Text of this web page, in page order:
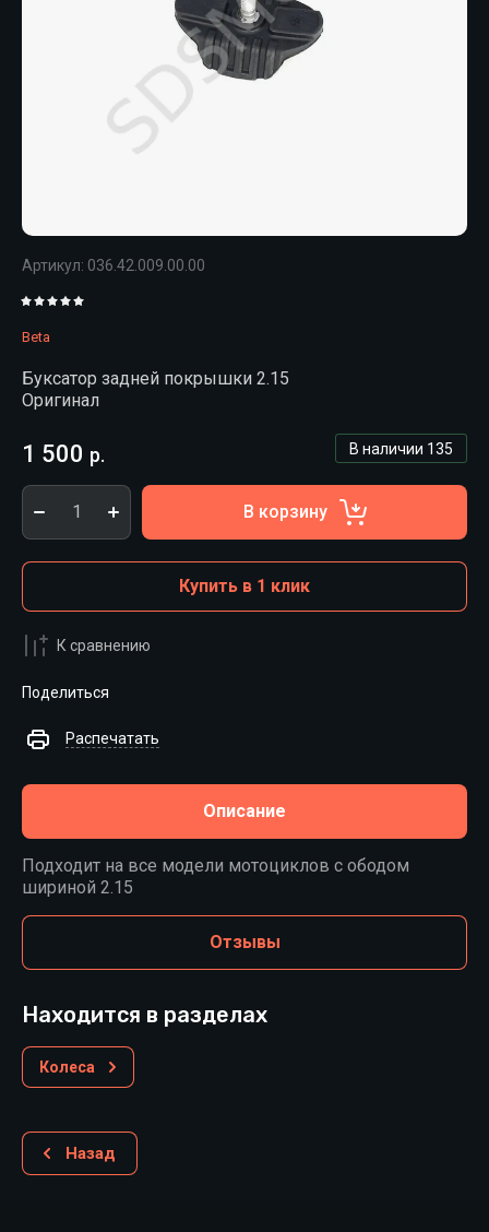
Артикул: 036.42.009.00.00
Beta
Буксатор задней покрышки 2.15
Оригинал
В наличии 135
1 500 р.
В корзину
Купить в 1 клик
К сравнению
Поделиться
Распечатать
Описание
Подходит на все модели мотоциклов с ободом
шириной 2.15
Отзывы
Находится в разделах
Колеса
Назад